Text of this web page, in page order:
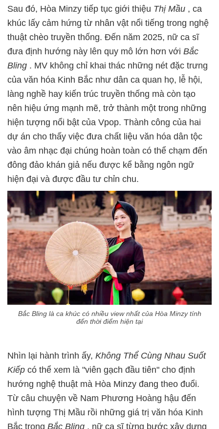
Sau đó, Hòa Minzy tiếp tục giới thiệu Thị Mầu , ca
khúc lấy cảm hứng từ nhân vật nổi tiếng trong nghệ
thuật chèo truyền thống. Đến năm 2025, nữ ca sĩ
đưa định hướng này lên quy mô lớn hơn với Bắc
Bling . MV không chỉ khai thác những nét đặc trưng
của văn hóa Kinh Bắc như dân ca quan họ, lễ hội,
làng nghề hay kiến trúc truyền thống mà còn tạo
nên hiệu ứng mạnh mẽ, trở thành một trong những
hiện tượng nổi bật của Vpop. Thành công của hai
dự án cho thấy việc đưa chất liệu văn hóa dân tộc
vào âm nhạc đại chúng hoàn toàn có thể chạm đến
đông đảo khán giả nếu được kể bằng ngôn ngữ
hiện đại và được đầu tư chỉn chu.
Bắc Bling là ca khúc có nhiều view nhất của Hòa Minzy tính
đến thời điểm hiện tại
Nhìn lại hành trình ấy, Không Thể Cùng Nhau Suốt
Kiếp có thể xem là "viên gạch đầu tiên" cho định
hướng nghệ thuật mà Hòa Minzy đang theo đuổi.
Từ câu chuyện về Nam Phương Hoàng hậu đến
hình tượng Thị Mầu rồi những giá trị văn hóa Kinh
Bắc trong Bắc Bling , nữ ca sĩ từng bước xây dựng